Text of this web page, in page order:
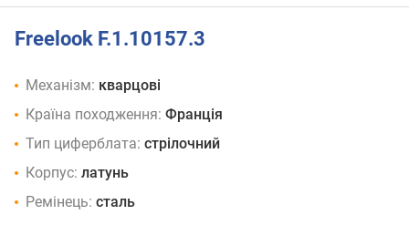
Freelook F.1.10157.3
Механізм: кварцові
Країна походження: Франція
Тип циферблата: стрілочний
Корпус: латунь
Ремінець: сталь